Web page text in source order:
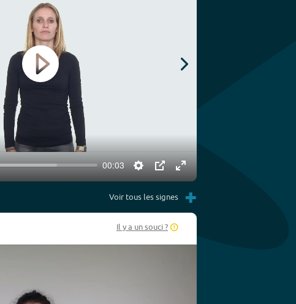
00:03
Settings
PIP Enter
fullscreen
Play
Voir tous les signes +
Il y a un souci ?